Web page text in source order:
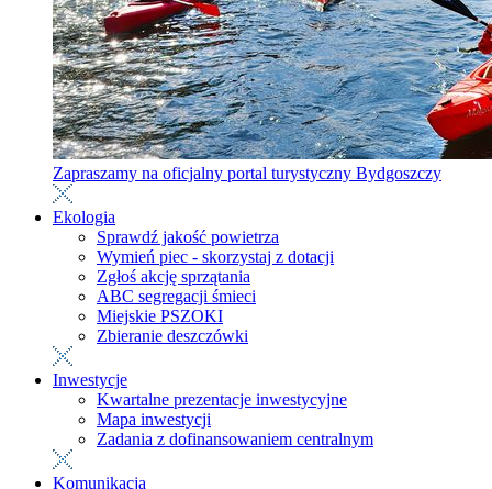
Zapraszamy na oficjalny portal turystyczny Bydgoszczy
Ekologia
Sprawdź jakość powietrza
Wymień piec - skorzystaj z dotacji
Zgłoś akcję sprzątania
ABC segregacji śmieci
Miejskie PSZOKI
Zbieranie deszczówki
Inwestycje
Kwartalne prezentacje inwestycyjne
Mapa inwestycji
Zadania z dofinansowaniem centralnym
Komunikacja